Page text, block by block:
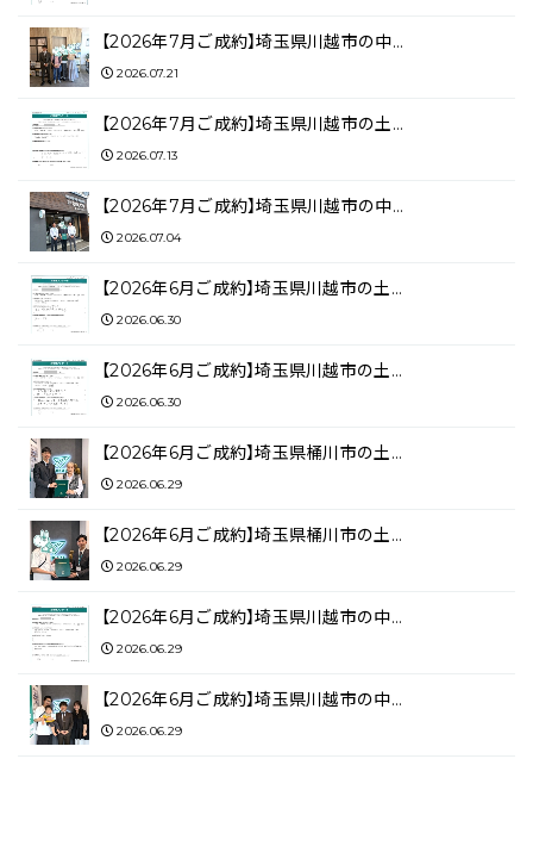
【2026年7月ご成約】埼玉県川越市の中…
2026.07.21
【2026年7月ご成約】埼玉県川越市の土…
2026.07.13
【2026年7月ご成約】埼玉県川越市の中…
2026.07.04
【2026年6月ご成約】埼玉県川越市の土…
2026.06.30
【2026年6月ご成約】埼玉県川越市の土…
2026.06.30
【2026年6月ご成約】埼玉県桶川市の土…
2026.06.29
【2026年6月ご成約】埼玉県桶川市の土…
2026.06.29
【2026年6月ご成約】埼玉県川越市の中…
2026.06.29
【2026年6月ご成約】埼玉県川越市の中…
2026.06.29